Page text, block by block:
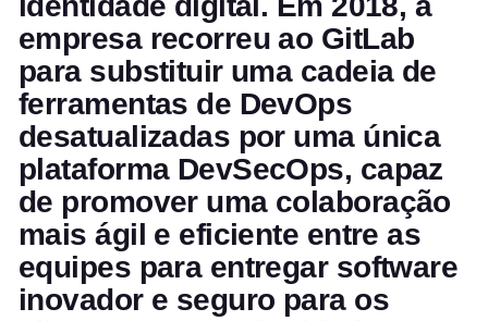
empresa recorreu ao GitLab
para substituir uma cadeia de
ferramentas de DevOps
desatualizadas por uma única
plataforma DevSecOps, capaz
de promover uma colaboração
mais ágil e eficiente entre as
equipes para entregar software
inovador e seguro para os